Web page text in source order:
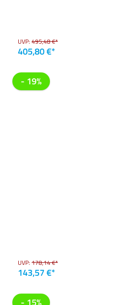
UVP: 495,48 €*
405,80 €*
- 19%
UVP: 178,14 €*
143,57 €*
- 15%